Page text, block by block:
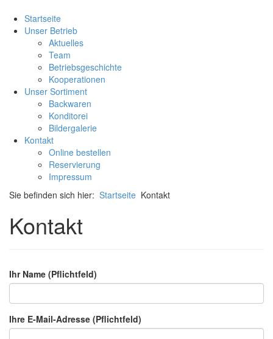
Startseite
Unser Betrieb
Aktuelles
Team
Betriebsgeschichte
Kooperationen
Unser Sortiment
Backwaren
Konditorei
Bildergalerie
Kontakt
Online bestellen
Reservierung
Impressum
Sie befinden sich hier: Startseite Kontakt
Kontakt
Ihr Name (Pflichtfeld)
Ihre E-Mail-Adresse (Pflichtfeld)